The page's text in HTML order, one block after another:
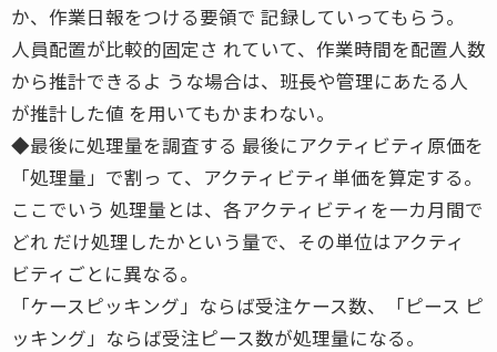
か、作業日報をつける要領で 記録していってもらう。
人員配置が比較的固定さ れていて、作業時間を配置人数
から推計できるよ うな場合は、班長や管理にあたる人
が推計した値 を用いてもかまわない。
◆最後に処理量を調査する 最後にアクティビティ原価を
「処理量」で割っ て、アクティビティ単価を算定する。
ここでいう 処理量とは、各アクティビティを一カ月間で
どれ だけ処理したかという量で、その単位はアクティ
ビティごとに異なる。
「ケースピッキング」ならば受注ケース数、「ピース ピ
ッキング」ならば受注ピース数が処理量になる。